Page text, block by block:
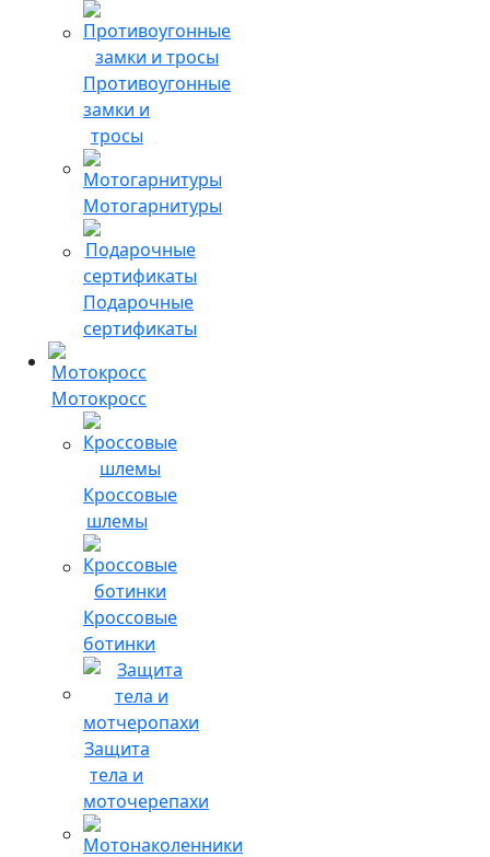
Противоугонные
замки и
тросы
Мотогарнитуры
Подарочные
сертификаты
Мотокросс
Кроссовые
шлемы
Кроссовые
ботинки
Защита
тела и
моточерепахи